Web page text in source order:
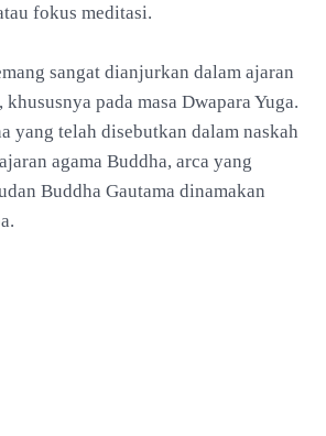
fokus meditasi.
sangat dianjurkan dalam ajaran
pada masa Dwapara Yuga.
yang telah disebutkan dalam naskah
agama Buddha, arca yang
Buddha Gautama dinamakan